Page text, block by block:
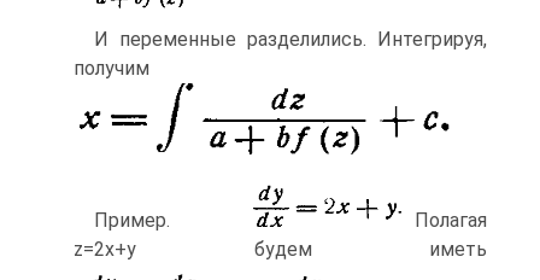
И переменные разделились. Интегрируя,
получим
Пример.
Полагая
z=2x+y будем иметь